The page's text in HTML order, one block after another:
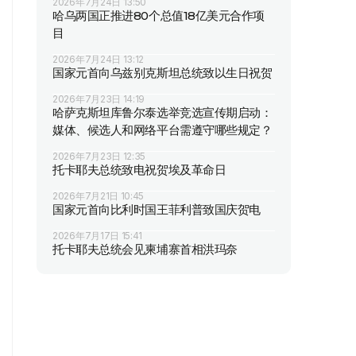
哈乌两国正推进80个总值18亿美元合作项
目
2026年7月24日 13:12
国家元首向乌兹别克斯坦总统致以生日祝贺
2026年7月23日 14:19
哈萨克斯坦库鲁尔泰选举竞选宣传期启动：
媒体、候选人和网络平台需遵守哪些规定？
2026年7月23日 12:35
托卡耶夫总统致电祝贺埃及革命日
2026年7月21日 10:45
国家元首向比利时国王菲利普致国庆贺电
2026年7月17日 15:41
托卡耶夫总统会见柬埔寨首相洪玛奈